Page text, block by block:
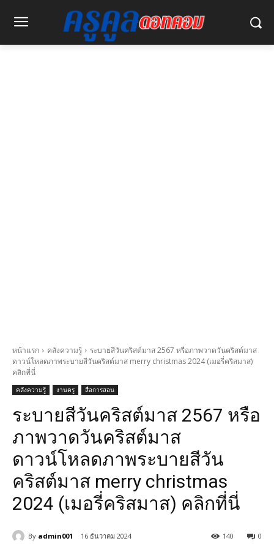
หน้าแรก คลังความรู้
ระบายสีวันคริสต์มาส 2567 หรือภาพวาดวันคริสต์มาส
ดาวน์โหลดภาพระบายสีวันคริสต์มาส merry christmas 2024 (เมอรี่คริสมาส)
คลิกที่นี่
คลังความรู้ งานครู สื่อการสอน
ระบายสีวันคริสต์มาส 2567 หรือ
ภาพวาดวันคริสต์มาส
ดาวน์โหลดภาพระบายสีวัน
คริสต์มาส merry christmas
2024 (เมอรี่คริสมาส) คลิกที่นี่
By admin001 16 ธันวาคม 2024 0
140